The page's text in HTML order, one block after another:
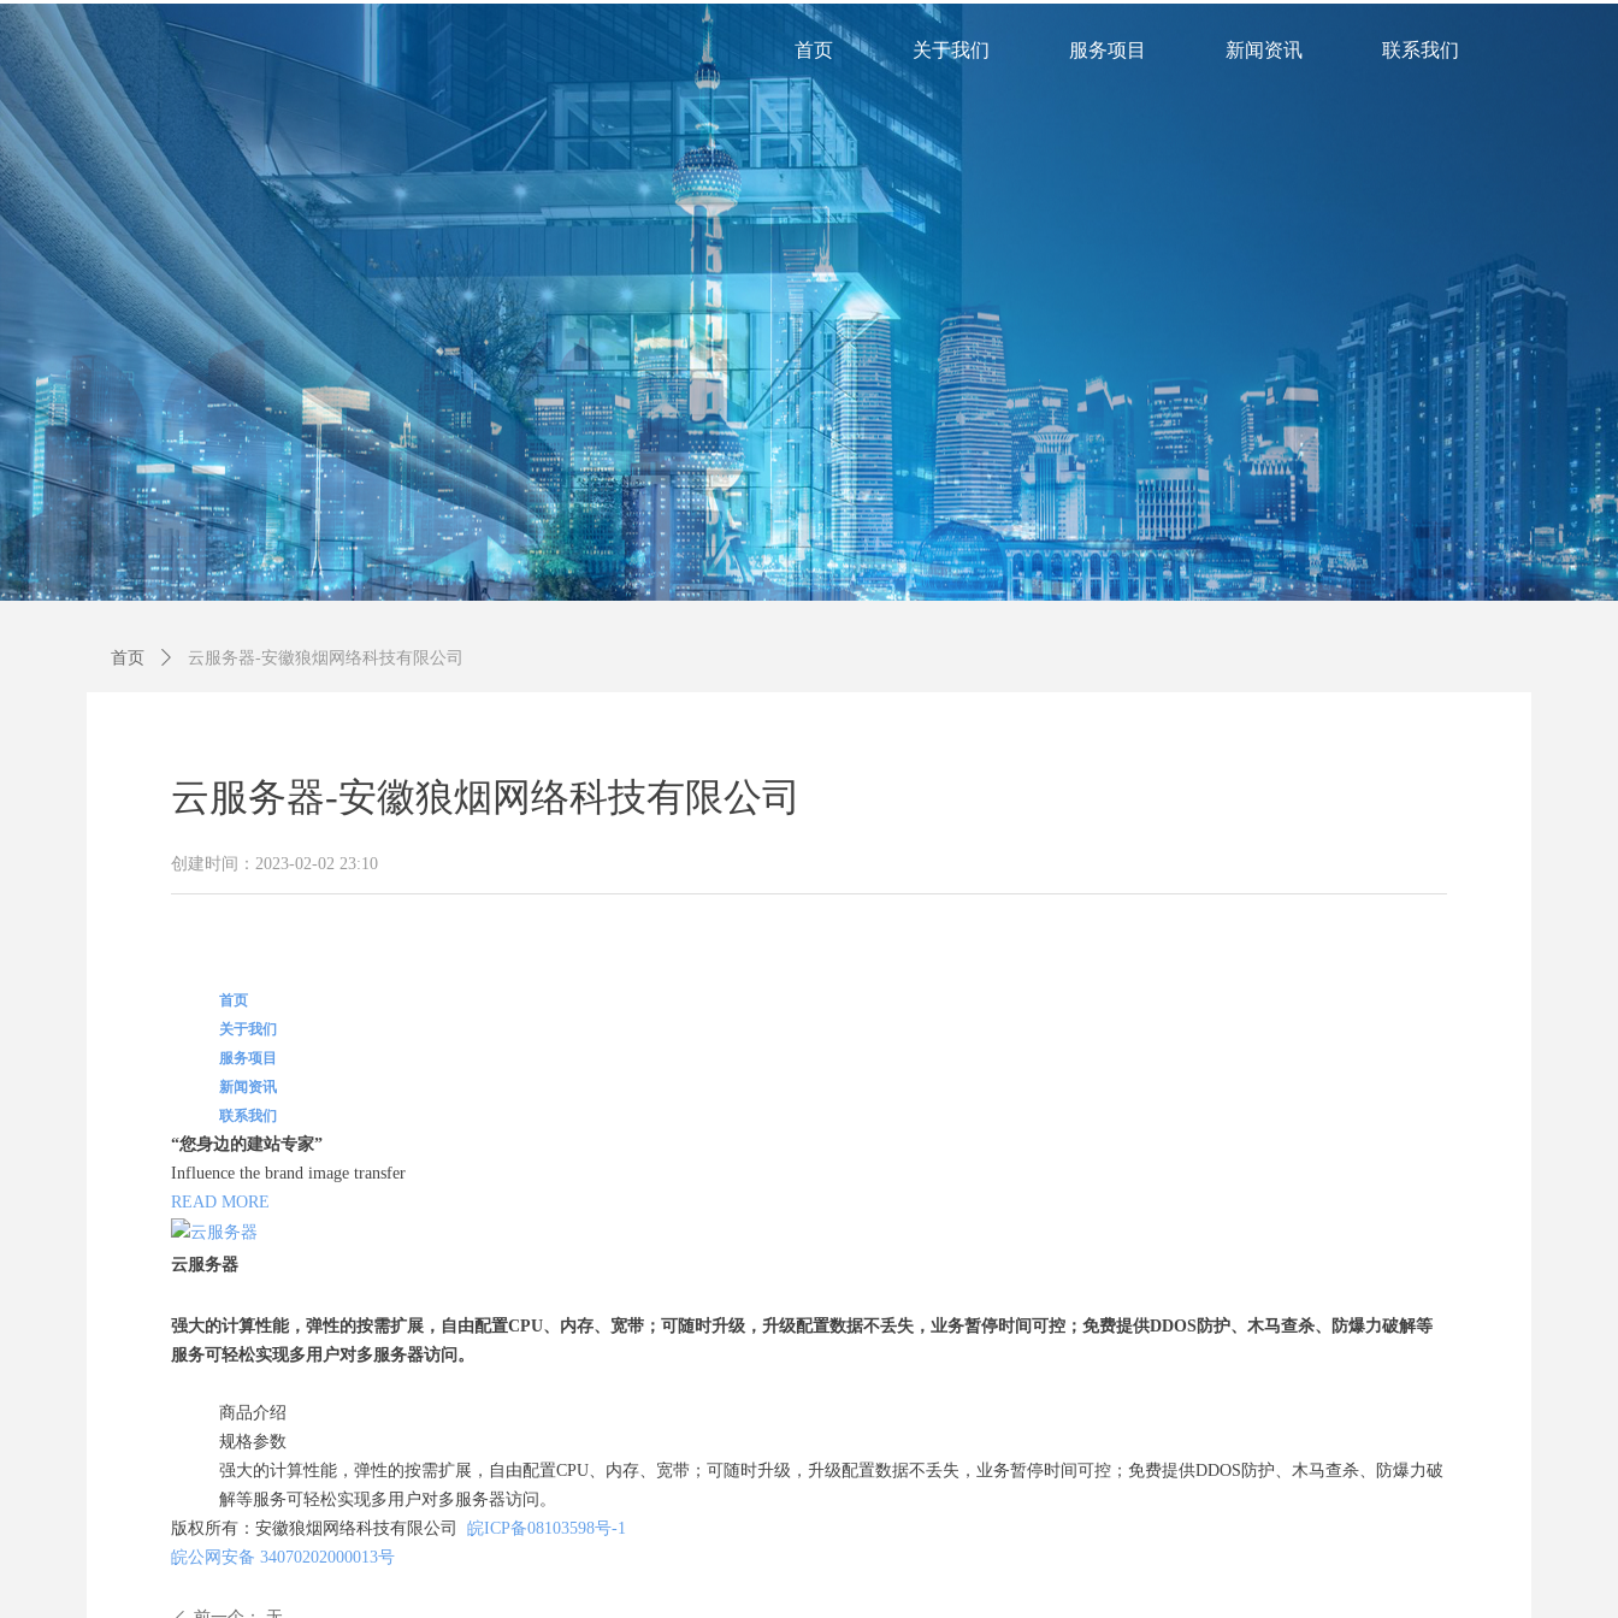
首页 关于我们 服务项目 新闻资讯 联系我们
云服务器-安徽狼烟网络科技有限公司
首页
关于我们
服务项目
新闻资讯
联系我们
“您身边的建站专家”
Influence the brand image transfer
READ MORE
云服务器
强大的计算性能，弹性的按需扩展，自由配置CPU、内存、宽带；可随时升级，升级配置数据不丢失，业务暂停时间可控；免费提供DDOS防护、木马查杀、防爆力破解等
服务可轻松实现多用户对多服务器访问。
商品介绍
规格参数
强大的计算性能，弹性的按需扩展，自由配置CPU、内存、宽带；可随时升级，升级配置数据不丢失，业务暂停时间可控；免费提供DDOS防护、木马查杀、防爆力破
解等服务可轻松实现多用户对多服务器访问。
版权所有：安徽狼烟网络科技有限公司 皖ICP备08103598号-1
皖公网安备 34070202000013号
创建时间： 2023-02-02 23:10
首页 ꄲ 云服务器-安徽狼烟网络科技有限公司